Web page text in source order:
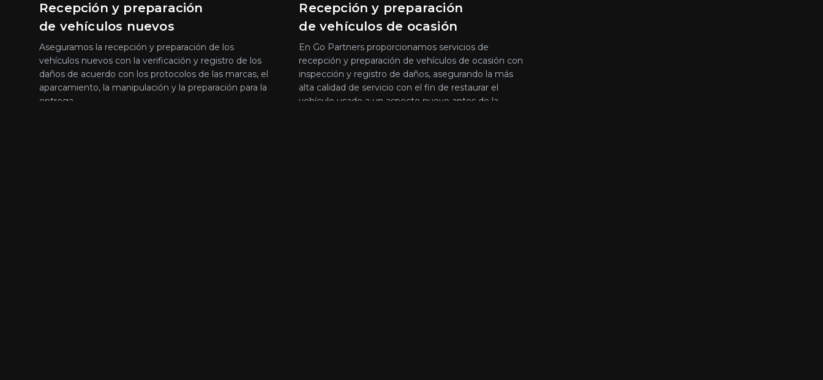
Recepción y preparación
de vehículos nuevos
Aseguramos la recepción y preparación de los
vehículos nuevos con la verificación y registro de los
daños de acuerdo con los protocolos de las marcas, el
aparcamiento, la manipulación y la preparación para la
entrega.
Recepción y preparación
de vehículos de ocasión
En Go Partners proporcionamos servicios de
recepción y preparación de vehículos de ocasión con
inspección y registro de daños, asegurando la más
alta calidad de servicio con el fin de restaurar el
vehículo usado a un aspecto nuevo antes de la